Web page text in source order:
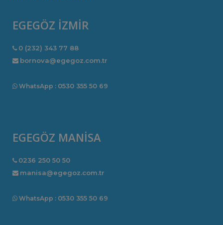
EGEGÖZ İZMİR
0 (232) 343 77 88
bornova@egegoz.com.tr
WhatsApp : 0530 355 50 69
EGEGÖZ MANİSA
0236 250 50 50
manisa@egegoz.com.tr
WhatsApp : 0530 355 50 69